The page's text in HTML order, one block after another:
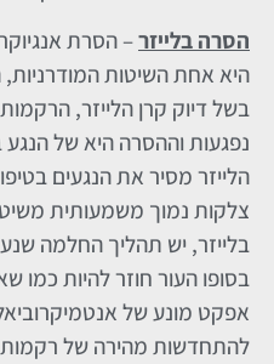
הסרה בלייזר– הסרת
היא אחת השיטות המודרניות,
בשל דיוק קרן הלייזר,
נפגעות וההסרה היא של הנגע
הלייזר מסיר את הנגעים
צלקות נמוך משמעותית
בלייזר, יש תהליך החלמה שנע
בסופו העור חוזר להיות כמו
אפקט מונע של
להתחדשות מהירה של רקמות